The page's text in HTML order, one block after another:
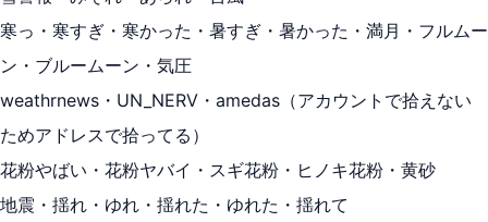
寒っ・寒すぎ・寒かった・暑すぎ・暑かった・満月・フルムー
ン・ブルームーン・気圧
weathrnews・UN_NERV・amedas（アカウントで拾えない
ためアドレスで拾ってる）
花粉やばい・花粉ヤバイ・スギ花粉・ヒノキ花粉・黄砂
地震・揺れ・ゆれ・揺れた・ゆれた・揺れて